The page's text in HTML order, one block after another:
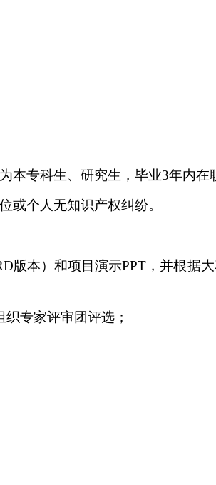
本专科生、研究生，毕业3年内在
或个人无知识产权纠纷。
版本）和项目演示PPT，并根据
专家评审团评选；